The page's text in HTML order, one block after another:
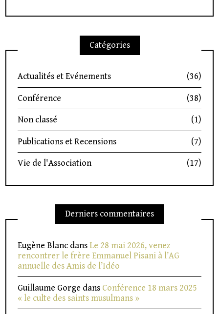
Catégories
Actualités et Evénements (36)
Conférence (38)
Non classé (1)
Publications et Recensions (7)
Vie de l'Association (17)
Derniers commentaires
Eugène Blancdans Le 28 mai 2026, venez
rencontrer le frère Emmanuel Pisani à l’AG
annuelle des Amis de l’Idéo
Guillaume Gorge dans Conférence 18 mars 2025
« le culte des saints musulmans »